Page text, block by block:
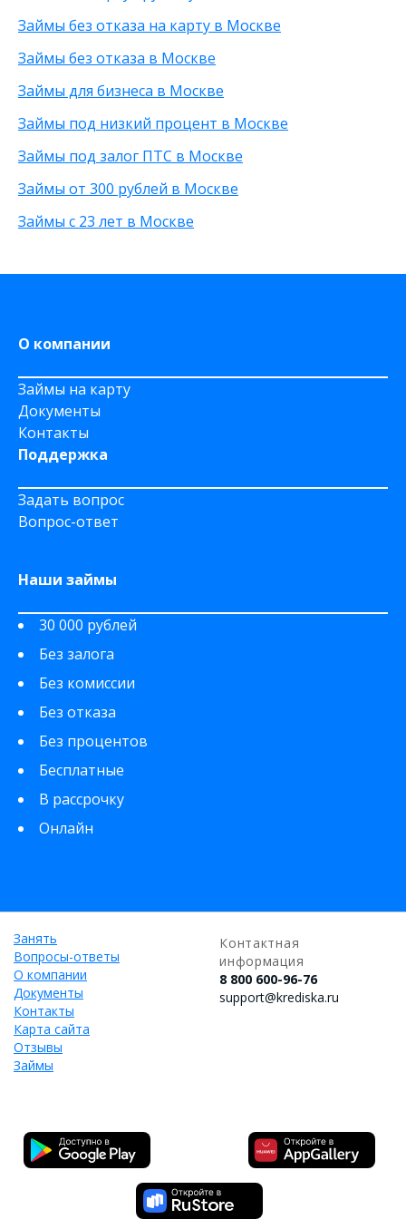
Без фото
Без процентов
С высоким одобрением
Без залога
Без посредников
Без посещения офиса
Без звонков
200 рублей
25 000 рублей
15 000 рублей
30 000 рублей
8 000 рублей
От 500 рублей
20 000 рублей
Займы без отказа на карту в Москве
Займы без отказа в Москве
Займы для бизнеса в Москве
Займы под низкий процент в Москве
Займы под залог ПТС в Москве
Займы от 300 рублей в Москве
Займы с 23 лет в Москве
О компании
Займы на карту
Документы
Контакты
Поддержка
Задать вопрос
Вопрос-ответ
Наши займы
30 000 рублей
Без залога
Без комиссии
Без отказа
Без процентов
Бесплатные
В рассрочку
Онлайн
Занять
Вопросы-ответы
О компании
Документы
Контакты
Карта сайта
Отзывы
Займы
Контактная
информация
8 800 600-96-76
support@krediska.ru